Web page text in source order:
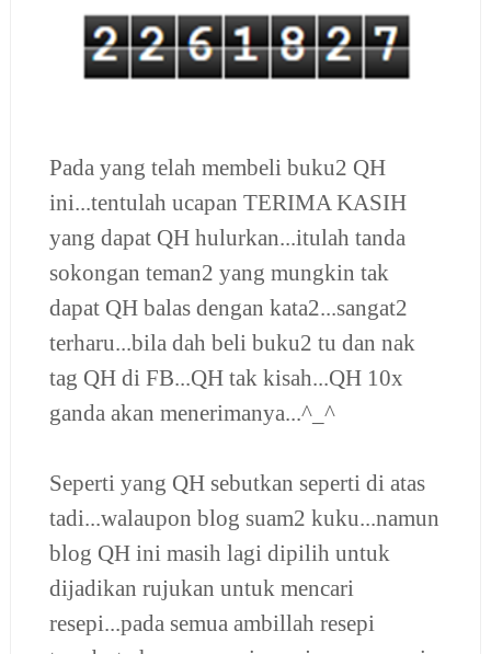
Pada yang telah membeli buku2 QH
ini...tentulah ucapan TERIMA KASIH
yang dapat QH hulurkan...itulah tanda
sokongan teman2 yang mungkin tak
dapat QH balas dengan kata2...sangat2
terharu...bila dah beli buku2 tu dan nak
tag QH di FB...QH tak kisah...QH 10x
ganda akan menerimanya...^_^
Seperti yang QH sebutkan seperti di atas
tadi...walaupon blog suam2 kuku...namun
blog QH ini masih lagi dipilih untuk
dijadikan rujukan untuk mencari
resepi...pada semua ambillah resepi